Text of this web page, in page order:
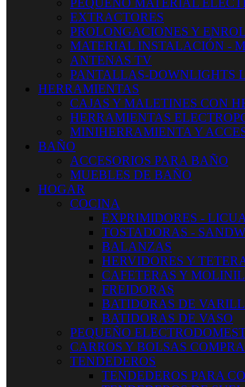
PEQUEÑO MATERIAL
EXTRACTORES
PROLONGACIONES Y
MATERIAL INSTALACIÓN -
ANTENAS TV
PANTALLAS-DOWNLIGHTS
HERRAMIENTAS
CAJAS Y MALETINES CON
HERRAMIENTAS
MINIHERRAMIENTA Y
BAÑO
ACCESORIOS PARA BAÑO
MUEBLES DE BAÑO
HOGAR
COCINA
EXPRIMIDORES -
TOSTADORAS -
BALANZAS
HERVIDORES Y
CAFETERAS Y
FREIDORAS
BATIDORAS DE
BATIDORAS DE VASO
PEQUEÑO
CARROS Y BOLSAS COMPRA
TENDEDEROS
TENDEDEROS PARA